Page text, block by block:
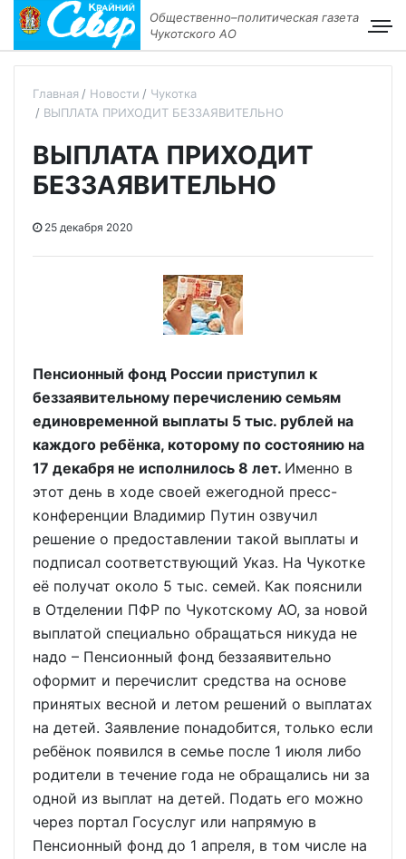
Общественно–политическая газета
Чукотского АО
Главная Новости
Чукотка
ВЫПЛАТА ПРИХОДИТ БЕЗЗАЯВИТЕЛЬНО
ВЫПЛАТА ПРИХОДИТ
БЕЗЗАЯВИТЕЛЬНО
25 декабря 2020
Пенсионный фонд России приступил к
беззаявительному перечислению семьям
единовременной выплаты 5 тыс. рублей на
каждого ребёнка, которому по состоянию на
17 декабря не исполнилось 8 лет. Именно в
этот день в ходе своей ежегодной пресс-
конференции Владимир Путин озвучил
решение о предоставлении такой выплаты и
подписал соответствующий Указ. На Чукотке
её получат около 5 тыс. семей. Как пояснили
в Отделении ПФР по Чукотскому АО, за новой
выплатой специально обращаться никуда не
надо – Пенсионный фонд беззаявительно
оформит и перечислит средства на основе
принятых весной и летом решений о выплатах
на детей. Заявление понадобится, только если
ребёнок появился в семье после 1 июля либо
родители в течение года не обращались ни за
одной из выплат на детей. Подать его можно
через портал Госуслуг или напрямую в
Пенсионный фонд до 1 апреля, в том числе на